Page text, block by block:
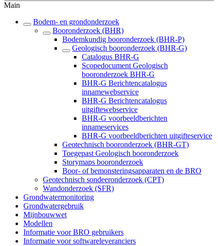
Main
Bodem- en grondonderzoek
Booronderzoek (BHR)
Bodemkundig booronderzoek (BHR-P)
Geologisch booronderzoek (BHR-G)
Catalogus BHR-G
Scopedocument Geologisch
booronderzoek BHR-G
BHR-G Berichtencatalogus
innamewebservice
BHR-G Berichtencatalogus
uitgiftewebservice
BHR-G voorbeeldberichten
innameservices
BHR-G voorbeeldberichten uitgifteservice
Geotechnisch booronderzoek (BHR-GT)
Toegepast Geologisch booronderzoek
Storymaps booronderzoek
Boor- of bemonsteringsapparaten en de BRO
Geotechnisch sondeeronderzoek (CPT)
Wandonderzoek (SFR)
Grondwatermonitoring
Grondwatergebruik
Mijnbouwwet
Modellen
Informatie voor BRO gebruikers
Informatie voor softwareleveranciers